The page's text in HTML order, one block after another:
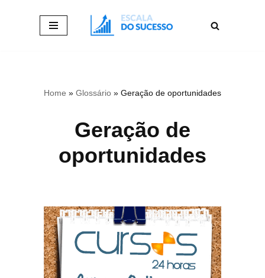
Home » Glossário » Geração de oportunidades
Geração de
oportunidades